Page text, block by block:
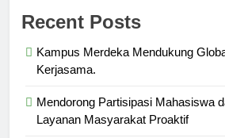
Recent Posts
Kampus Merdeka Mendukung
Kerjasama.
Mendorong Partisipasi Mahasiswa
Layanan Masyarakat Proaktif